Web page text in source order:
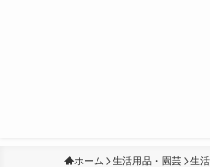
ホーム 生活用品・園芸 生